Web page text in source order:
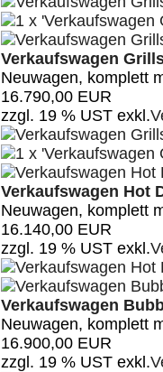
Verkaufswagen
Neuwagen, komplett
16.790,00 EUR
zzgl. 19 % UST exkl.
Verkaufswagen Hot
Neuwagen, komplett
16.140,00 EUR
zzgl. 19 % UST exkl.
Verkaufswagen
Neuwagen, komplett
16.900,00 EUR
zzgl. 19 % UST exkl.